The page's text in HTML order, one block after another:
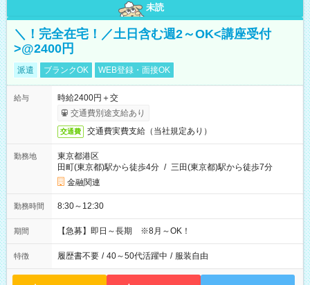
未読
＼！完全在宅！／土日含む週2～OK<講座受付
>@2400円
派遣 ブランクOK WEB登録・面接OK
給与
時給2400円＋交
交通費別途支給あり
交通費 交通費実費支給（当社規定あり）
勤務地
東京都港区
田町(東京都)駅から徒歩4分 / 三田(東京都)駅から徒歩7分
金融関連
勤務時間 8:30～12:30
期間 【急募】即日～長期 ※8月～OK！
特徴 履歴書不要 / 40～50代活躍中 / 服装自由